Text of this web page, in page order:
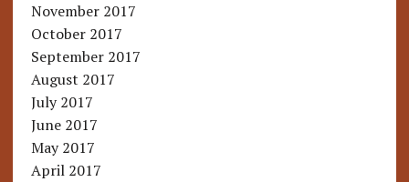
November 2017
October 2017
September 2017
August 2017
July 2017
June 2017
May 2017
April 2017